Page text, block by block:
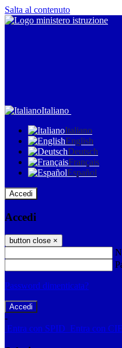
Salta al contenuto
Italiano
Italiano
English
Deutsch
Français
Español
Accedi
Accedi
button close ×
Password dimenticata?
-
Entra con SPID Entra con CIE